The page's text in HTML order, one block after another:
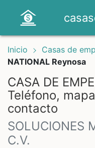
Inicio Casas de
NATIONAL Reynosa
CASA DE
Teléfono,
contacto
SOLUCIONES
C.V.